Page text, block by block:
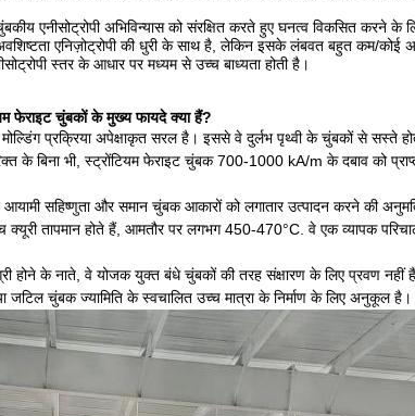
एनीसोट्रोपी अभिविन्यास को संरक्षित करते हुए घनत्व विकसित करने के
एनिज़ोट्रोपी की धुरी के साथ है, लेकिन इसके लंबवत बहुत कम/कोई
स्तर के आधार पर मध्यम से उच्च बाध्यता होती है।
फेराइट चुंबकों के मुख्य फायदे क्या हैं?
प्रक्रिया अपेक्षाकृत सरल है। इससे वे दुर्लभ पृथ्वी के चुंबकों से सस्ते
के बिना भी, स्ट्रोंटियम फेराइट चुंबक 700-1000 kA/m के दबाव को
आयामी सहिष्णुता और समान चुंबक आकारों को लगातार उत्पादन करने की
क्यूरी तापमान होते हैं, आमतौर पर लगभग 450-470°C. वे एक व्यापक
होने के नाते, वे योजक युक्त बंधे चुंबकों की तरह संक्षारण के लिए प्रवण नहीं
जटिल चुंबक ज्यामिति के स्वचालित उच्च मात्रा के निर्माण के लिए अनुकूल है।